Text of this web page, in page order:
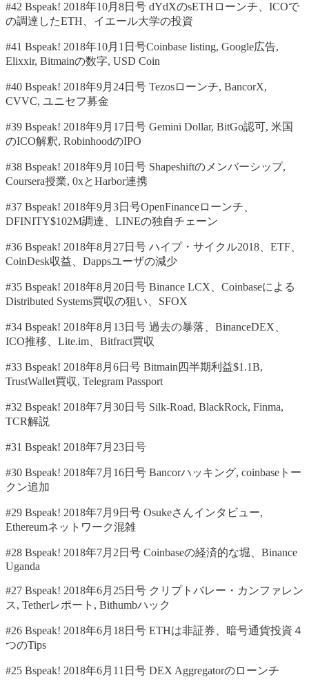
#42 Bspeak! 2018年10月8日号 dYdXのsETHローンチ、ICOで
の調達したETH、イエール大学の投資
#41 Bspeak! 2018年10月1日号Coinbase listing, Google広告,
Elixxir, Bitmainの数字, USD Coin
#40 Bspeak! 2018年9月24日号 Tezosローンチ, BancorX,
CVVC, ユニセフ募金
#39 Bspeak! 2018年9月17日号 Gemini Dollar, BitGo認可, 米国
のICO解釈, RobinhoodのIPO
#38 Bspeak! 2018年9月10日号 Shapeshiftのメンバーシップ,
Coursera授業, 0xとHarbor連携
#37 Bspeak! 2018年9月3日号OpenFinanceローンチ、
DFINITY$102M調達、LINEの独自チェーン
#36 Bspeak! 2018年8月27日号 ハイプ・サイクル2018、ETF、
CoinDesk収益、Dappsユーザの減少
#35 Bspeak! 2018年8月20日号 Binance LCX、Coinbaseによる
Distributed Systems買収の狙い、SFOX
#34 Bspeak! 2018年8月13日号 過去の暴落、BinanceDEX、
ICO推移、Lite.im、Bitfract買収
#33 Bspeak! 2018年8月6日号 Bitmain四半期利益$1.1B,
TrustWallet買収, Telegram Passport
#32 Bspeak! 2018年7月30日号 Silk-Road, BlackRock, Finma,
TCR解説
#31 Bspeak! 2018年7月23日号
#30 Bspeak! 2018年7月16日号 Bancorハッキング, coinbaseトー
クン追加
#29 Bspeak! 2018年7月9日号 Osukeさんインタビュー,
Ethereumネットワーク混雑
#28 Bspeak! 2018年7月2日号 Coinbaseの経済的な堀、Binance
Uganda
#27 Bspeak! 2018年6月25日号 クリプトバレー・カンファレン
ス, Tetherレポート, Bithumbハック
#26 Bspeak! 2018年6月18日号 ETHは非証券、暗号通貨投資４
つのTips
#25 Bspeak! 2018年6月11日号 DEX Aggregatorのローンチ